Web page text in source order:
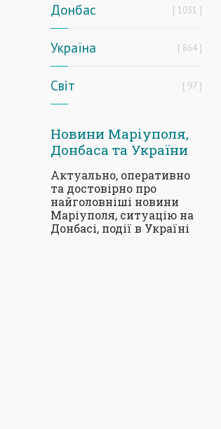
Донбас 1031
Україна 864
Світ 97
Новини Маріуполя,
Донбаса та України
Актуально, оперативно
та достовірно про
найголовніші новини
Маріуполя, ситуацію на
Донбасі, події в Україні